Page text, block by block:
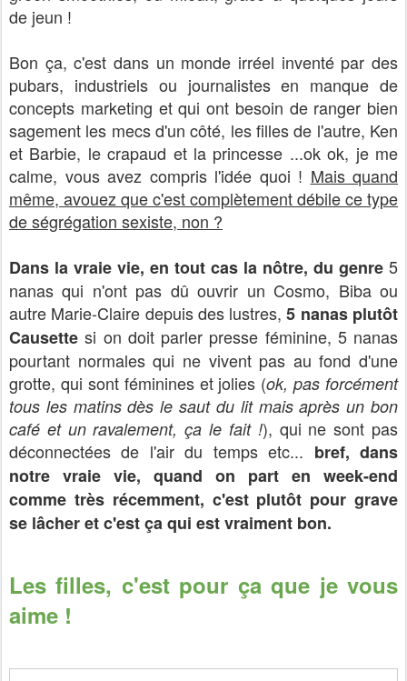
de jeun !
Bon ça, c'est dans un monde irréel inventé par des
pubars, industriels ou journalistes en manque de
concepts marketing et qui ont besoin de ranger bien
sagement les mecs d'un côté, les filles de l'autre, Ken
et Barbie, le crapaud et la princesse ...ok ok, je me
calme, vous avez compris l'idée quoi ! Mais quand
même, avouez que c'est complètement débile ce type
de ségrégation sexiste, non ?
Dans la vraie vie, en tout cas la nôtre, du genre 5
nanas qui n'ont pas dû ouvrir un Cosmo, Biba ou
autre Marie-Claire depuis des lustres,5 nanas plutôt
Causette si on doit parler presse féminine, 5 nanas
pourtant normales qui ne vivent pas au fond d'une
grotte, qui sont féminines et jolies (ok, pas forcément
tous les matins dès le saut du lit mais après un bon
café et un ravalement, ça le fait !), qui ne sont pas
déconnectées de l'air du temps etc... bref, dans
notre vraie vie, quand on part en week-end
comme très récemment, c'est plutôt pour grave
se lâcher et c'est ça qui est vraiment bon.
Les filles, c'est pour ça que je vous
aime !